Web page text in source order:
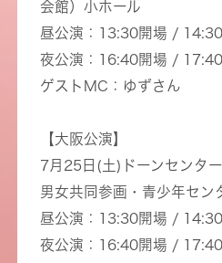
会館）小ホール
昼公演：13:30開場 /
夜公演：16:40開場 /
ゲストMC：ゆずさん
【大阪公演】
7月25日(土)ドーンセンタ
男女共同参画・青少年セン
昼公演：13:30開場 /
夜公演：16:40開場 /